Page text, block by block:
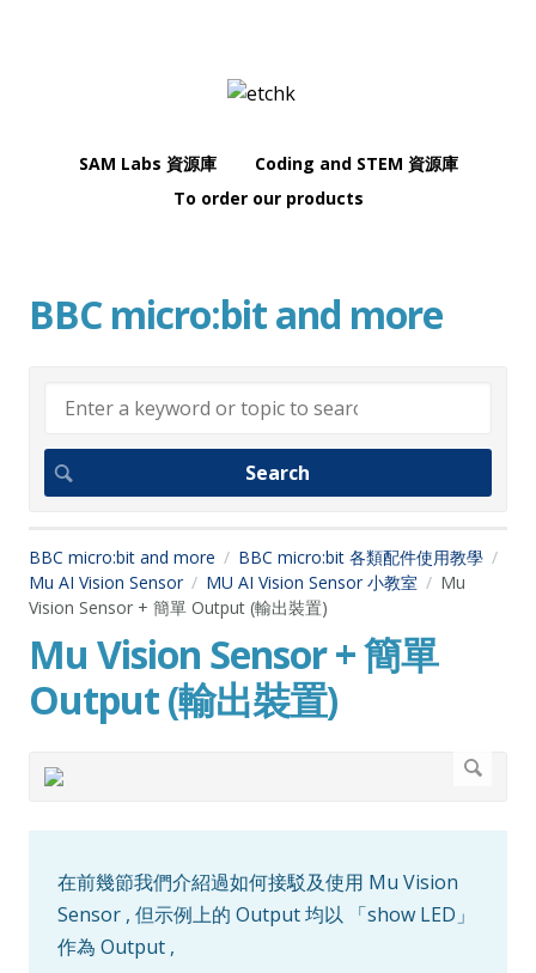
SAM Labs 資源庫
Coding and STEM 資源庫
To order our products
BBC micro:bit and more
BBC micro:bit and more
BBC micro:bit 各類配件使用教學
Mu AI Vision Sensor
MU AI Vision Sensor 小教室
Mu
Vision Sensor + 簡單 Output (輸出裝置)
Mu Vision Sensor + 簡單
Output (輸出裝置)
在前幾節我們介紹過如何接駁及使用 Mu Vision
Sensor , 但示例上的 Output 均以 「show LED」
作為 Output ,